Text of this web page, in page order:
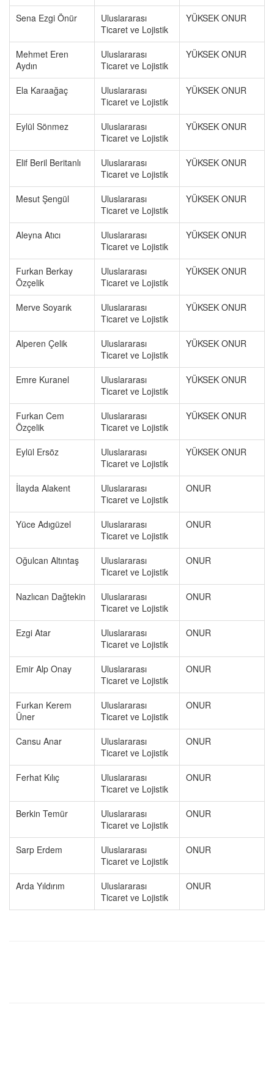
Sena Ezgi Önür
Uluslararası
Ticaret ve Lojistik
YÜKSEK ONUR
Mehmet Eren
Aydın
Uluslararası
Ticaret ve Lojistik
YÜKSEK ONUR
Ela Karaağaç
Uluslararası
Ticaret ve Lojistik
YÜKSEK ONUR
Eylül Sönmez
Uluslararası
Ticaret ve Lojistik
YÜKSEK ONUR
Elif Beril Beritanlı
Uluslararası
Ticaret ve Lojistik
YÜKSEK ONUR
Mesut Şengül
Uluslararası
Ticaret ve Lojistik
YÜKSEK ONUR
Aleyna Atıcı
Uluslararası
Ticaret ve Lojistik
YÜKSEK ONUR
Furkan Berkay
Özçelik
Uluslararası
Ticaret ve Lojistik
YÜKSEK ONUR
Merve Soyarık
Uluslararası
Ticaret ve Lojistik
YÜKSEK ONUR
Alperen Çelik
Uluslararası
Ticaret ve Lojistik
YÜKSEK ONUR
Emre Kuranel
Uluslararası
Ticaret ve Lojistik
YÜKSEK ONUR
Furkan Cem
Özçelik
Uluslararası
Ticaret ve Lojistik
YÜKSEK ONUR
Eylül Ersöz
Uluslararası
Ticaret ve Lojistik
YÜKSEK ONUR
İlayda Alakent
Uluslararası
Ticaret ve Lojistik
ONUR
Yüce Adıgüzel
Uluslararası
Ticaret ve Lojistik
ONUR
Oğulcan Altıntaş
Uluslararası
Ticaret ve Lojistik
ONUR
Nazlıcan Dağtekin
Uluslararası
Ticaret ve Lojistik
ONUR
Ezgi Atar
Uluslararası
Ticaret ve Lojistik
ONUR
Emir Alp Onay
Uluslararası
Ticaret ve Lojistik
ONUR
Furkan Kerem
Üner
Uluslararası
Ticaret ve Lojistik
ONUR
Cansu Anar
Uluslararası
Ticaret ve Lojistik
ONUR
Ferhat Kılıç
Uluslararası
Ticaret ve Lojistik
ONUR
Berkin Temür
Uluslararası
Ticaret ve Lojistik
ONUR
Sarp Erdem
Uluslararası
Ticaret ve Lojistik
ONUR
Arda Yıldırım
Uluslararası
Ticaret ve Lojistik
ONUR